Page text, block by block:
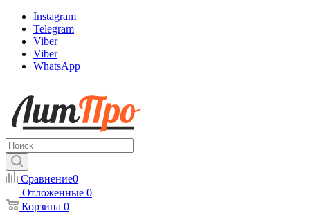
Instagram
Telegram
Viber
Viber
WhatsApp
Сравнение0
Отложенные 0
Корзина 0